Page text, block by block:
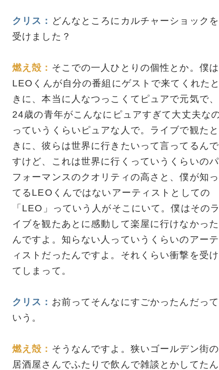
クリス： どんなところにカルチャーショックを
受けました？
燃え殻： そこでの一人ひとりの個性とか。僕は
LEOくんが自分の番組にゲストで来てくれた
きに、本当に人なつっこくてピュアで元気で、
24歳の青年がこんなにピュアすぎて大丈夫な
っていうくらいピュアな人で。ライブで観たと
きに、彼らは世界に行きたいって言ってるんで
すけど、これは世界に行くっていうくらいのパ
フォーマンスのクオリティの高さと、僕が知っ
てるLEOくんではないアーティストとしての
「LEO」っていう人がそこにいて。僕はその
イブを観たあとに感動して楽屋に行けなかった
んですよ。知らない人っていうくらいのアーテ
ィストだったんですよ。それくらい衝撃を受け
てしまって。
クリス： お前ってそんなにすごかったんだって
いう。
燃え殻： そうなんですよ。狭いゴールデン街の
居酒屋さんでふたりで飲んで雑談とかしてたん